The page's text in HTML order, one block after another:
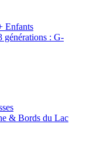
Enfants
générations : G-
& Bords du Lac